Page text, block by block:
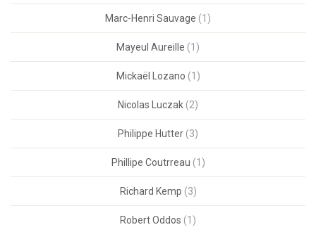
Marc-Henri Sauvage (1)
Mayeul Aureille (1)
Mickaël Lozano (1)
Nicolas Luczak (2)
Philippe Hutter (3)
Phillipe Coutrreau (1)
Richard Kemp (3)
Robert Oddos (1)